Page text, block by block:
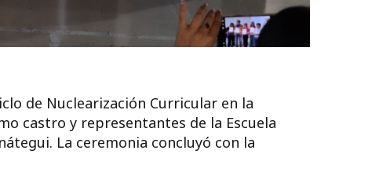
de Nuclearización Curricular en la
castro y representantes de la Escuela
La ceremonia concluyó con la